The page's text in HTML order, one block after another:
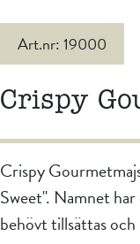
Art.nr: 19000
Crispy
Crispy
Sweet". Namnet
behövt tillsättas